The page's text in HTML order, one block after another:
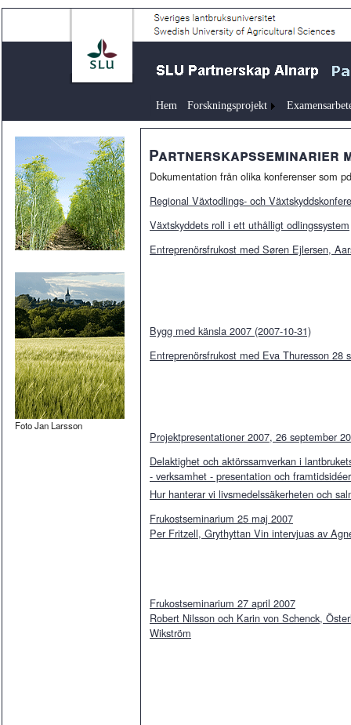
Hem Forskningsprojekt
Foto Jan Larsson
Partnerskapsseminarier
Dokumentation från olika konferenser som
Regional Växtodlings- och
Växtskyddets roll i ett uthålligt odlingssystem
Entreprenörsfrukost med Søren Ejlersen,
Bygg med känsla 2007 (2007-10-31)
Entreprenörsfrukost med Eva Thuresson 28
Projektpresentationer 2007, 26 september
Delaktighet och aktörssamverkan i
- verksamhet - presentation och framtidsidéer
Hur hanterar vi livsmedelssäkerheten och
Frukostseminarium 25 maj 2007
Per Fritzell, Grythyttan Vin intervjuas av
Frukostseminarium 27 april 2007
Robert Nilsson och Karin von Schenck,
Wikström